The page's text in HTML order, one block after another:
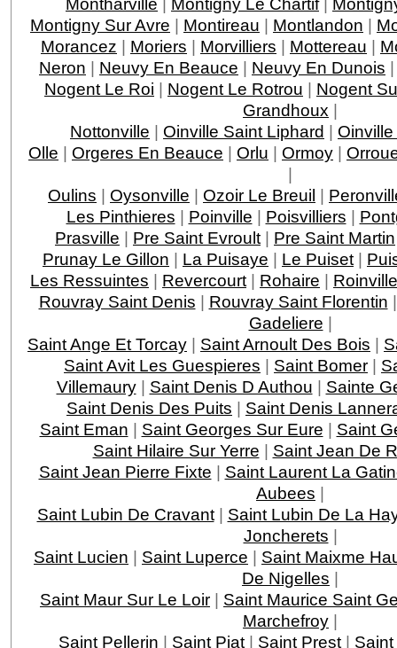
Montigny Sur Avre | Montireau | Montlandon |
Morancez | Moriers | Morvilliers | Mottereau |
Neron | Neuvy En Beauce | Neuvy En Dunois
Nogent Le Roi | Nogent Le Rotrou | Nogent
Grandhoux |
Nottonville | Oinville Saint Liphard |
Olle | Orgeres En Beauce | Orlu | Ormoy |
|
Oulins | Oysonville | Ozoir Le Breuil |
Les Pinthieres | Poinville | Poisvilliers |
Prasville | Pre Saint Evroult | Pre Saint Martin
Prunay Le Gillon | La Puisaye | Le Puiset |
Les Ressuintes | Revercourt | Rohaire | Roinville
Rouvray Saint Denis | Rouvray Saint Florentin
Gadeliere |
Saint Ange Et Torcay | Saint Arnoult Des Bois |
Saint Avit Les Guespieres | Saint Bomer |
Villemaury| Saint Denis D Authou | Sainte
Saint Denis Des Puits | Saint Denis
Saint Eman | Saint Georges Sur Eure | Saint
Saint Hilaire Sur Yerre | Saint Jean De
Saint Jean Pierre Fixte | Saint Laurent La
Aubees |
Saint Lubin De Cravant| Saint Lubin De La
Joncherets |
Saint Lucien | Saint Luperce | Saint Maixme
De Nigelles |
Saint Maur Sur Le Loir | Saint Maurice Saint
Marchefroy |
Saint Pellerin | Saint Piat | Saint Prest |